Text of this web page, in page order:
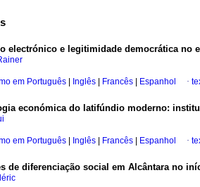
electrónico e legitimidade democrática no
em Português Inglês Francês Espanhol ·
económica do latifúndio moderno:
em Português Inglês Francês Espanhol ·
de diferenciação social em Alcântara no